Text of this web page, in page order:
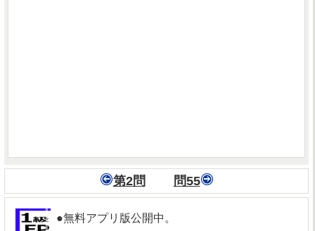
第2問 問55
●無料アプリ版公開中。